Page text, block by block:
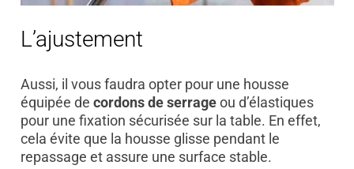
L’ajustement
Aussi, il vous faudra opter pour une housse
équipée de cordons de serrageou d’élastiques
pour une fixation sécurisée sur la table. En effet,
cela évite que la housse glisse pendant le
repassage et assure une surface stable.